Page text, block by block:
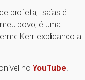
profeta, Isaías é
povo, é uma
Kerr, explicando a
no YouTube.